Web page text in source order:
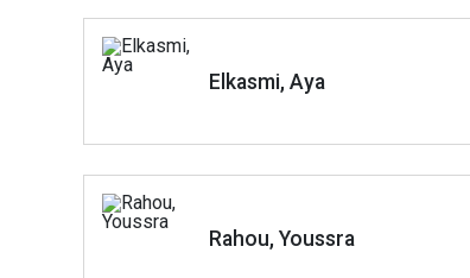
Elkasmi, Aya
Rahou, Youssra